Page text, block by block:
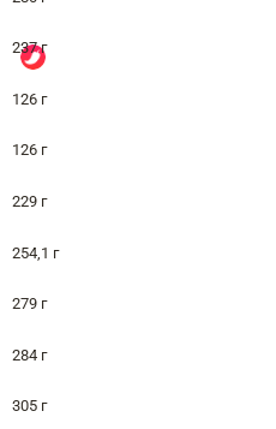
237 г
126 г
126 г
229 г
254,1 г
279 г
284 г
305 г